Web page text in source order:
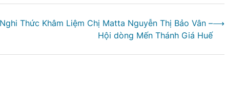
Nghi Thức Khâm Liệm Chị Matta Nguyễn Thị Bảo Vân –
Hội dòng Mến Thánh Giá Huế
⟶